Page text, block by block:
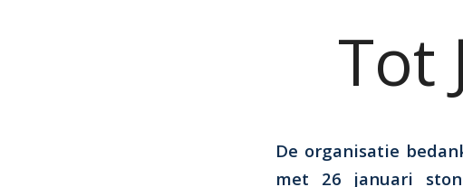
Tot
De organisatie
met 26 januari